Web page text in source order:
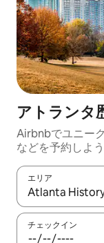
アトランタ
Airbnbでユニー
な⁠ど⁠を予⁠約⁠し⁠よ⁠う
エリア
検索結果が表示
チェックイン